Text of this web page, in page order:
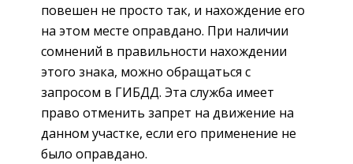
повешен не просто так, и нахождение его
на этом месте оправдано. При наличии
сомнений в правильности нахождении
этого знака, можно обращаться с
запросом в ГИБДД. Эта служба имеет
право отменить запрет на движение на
данном участке, если его применение не
было оправдано.